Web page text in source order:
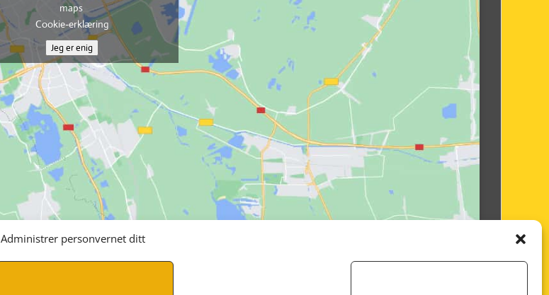
Administrer personvernet ditt
maps
Cookie-erklæring
Jeg er enig